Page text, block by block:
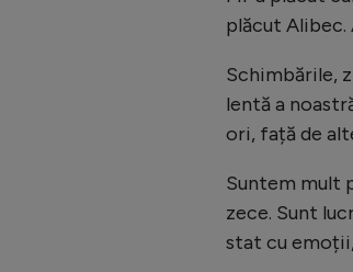
plăcut Alibec.
Schimbările,
lentă a
ori, față de
Suntem mult
zece. Sunt
stat cu